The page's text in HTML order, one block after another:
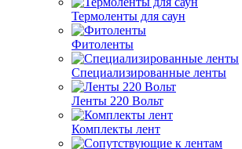
Термоленты для саун
Фитоленты
Специализированные ленты
Ленты 220 Вольт
Комплекты лент